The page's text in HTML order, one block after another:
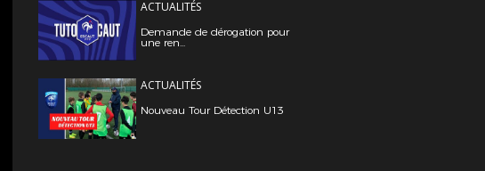
ACTUALITÉS
Demande de dérogation pour
une ren...
ACTUALITÉS
Nouveau Tour Détection U13